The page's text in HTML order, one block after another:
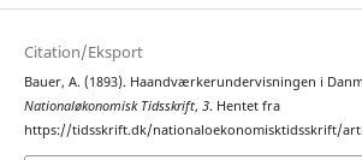
Citation/Eksport
Bauer, A. (1893). Haandværkerundervisningen i
Nationaløkonomisk Tidsskrift, 3. Hentet fra
https://tidsskrift.dk/nationaloekonomisktidsskrift/